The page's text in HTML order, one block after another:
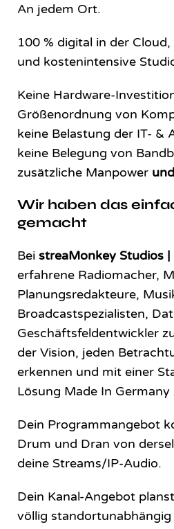
An jedem Ort.
100 % digital in der
und kostenintensive
Keine Hardware-
Größenordnung von
keine Belastung der IT- &
keine Belegung von
zusätzliche Manpower
Wir haben das
gemacht
Bei streaMonkey Studios |
erfahrene Radiomacher,
Planungsredakteure,
Broadcastspezialisten,
Geschäftsfeldentwickler
der Vision, jeden
erkennen und mit einer
Lösung Made In
Dein Programmangebot
Drum und Dran von
deine Streams/IP-Audio.
Dein Kanal-Angebot
völlig